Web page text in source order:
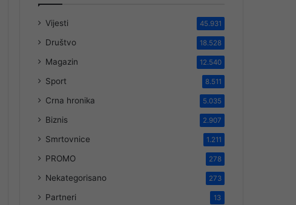
Vijesti 45.931
Društvo 18.528
Magazin 12.540
Sport 8.511
Crna hronika 5.035
Biznis 2.907
Smrtovnice 1.211
PROMO 278
Nekategorisano 273
Partneri 13